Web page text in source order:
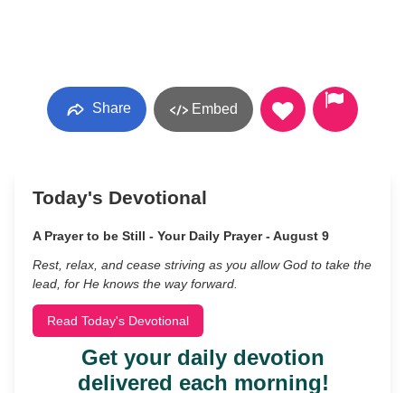
Share Embed
Today's Devotional
A Prayer to be Still - Your Daily Prayer - August 9
Rest, relax, and cease striving as you allow God to take the
lead, for He knows the way forward.
Read Today's Devotional